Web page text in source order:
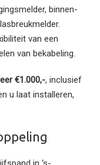
binnen-
van een
van bekabeling.
€1.000,-, inclusief
u laat installeren,